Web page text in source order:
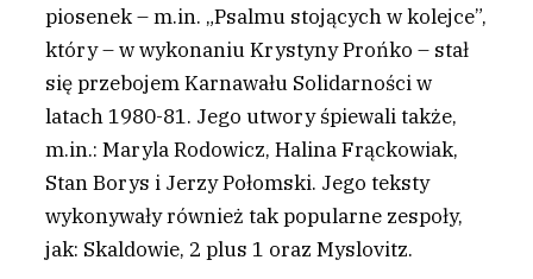
piosenek – m.in. „Psalmu stojących w kolejce”,
który – w wykonaniu Krystyny Prońko – stał
się przebojem Karnawału Solidarności w
latach 1980-81. Jego utwory śpiewali także,
m.in.: Maryla Rodowicz, Halina Frąckowiak,
Stan Borys i Jerzy Połomski. Jego teksty
wykonywały również tak popularne zespoły,
jak: Skaldowie, 2 plus 1 oraz Myslovitz.